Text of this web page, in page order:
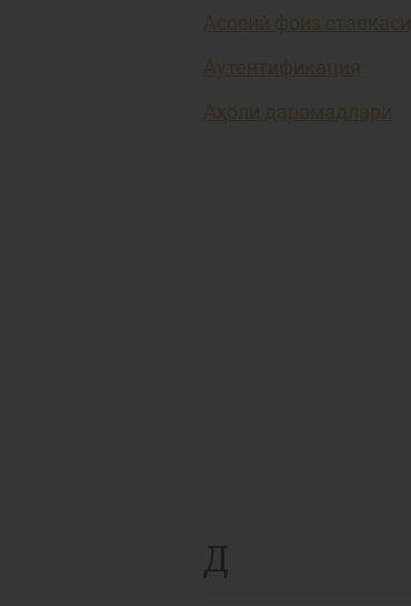
Асосий фоиз ставкаси
Аутентификация
Аҳоли даромадлари
Д